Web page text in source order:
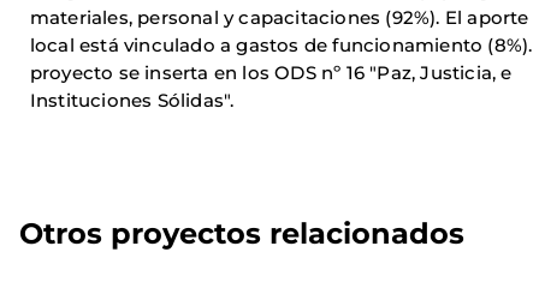
materiales, personal y capacitaciones (92%). El aporte
local está vinculado a gastos de funcionamiento (8%).
proyecto se inserta en los ODS nº 16 "Paz, Justicia, e
Instituciones Sólidas".
Otros proyectos relacionados